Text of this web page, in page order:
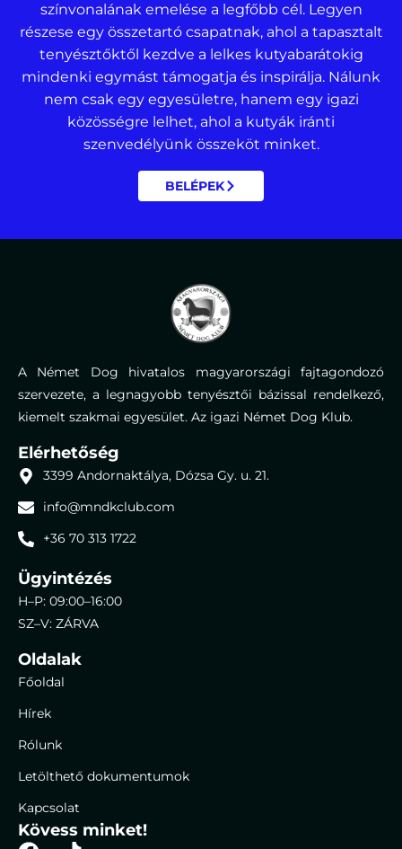
színvonalának emelése a legfőbb cél. Legyen
részese egy összetartó csapatnak, ahol a tapasztalt
tenyésztőktől kezdve a lelkes kutyabarátokig
mindenki egymást támogatja és inspirálja. Nálunk
nem csak egy egyesületre, hanem egy igazi
közösségre lelhet, ahol a kutyák iránti
szenvedélyünk összeköt minket.
BELÉPEK
A Német Dog hivatalos magyarországi fajtagondozó
szervezete, a legnagyobb tenyésztői bázissal rendelkező,
kiemelt szakmai egyesület. Az igazi Német Dog Klub.
Elérhetőség
3399 Andornaktálya, Dózsa Gy. u. 21.
info@mndkclub.com
+36 70 313 1722
Ügyintézés
H–P: 09:00–16:00
SZ–V: ZÁRVA
Oldalak
Főoldal
Hírek
Rólunk
Letölthető dokumentumok
Kapcsolat
Kövess minket!